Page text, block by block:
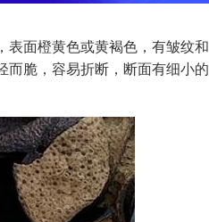
表面橙黄色或黄褐色，有皱纹和
而脆，容易折断，断面有细小的